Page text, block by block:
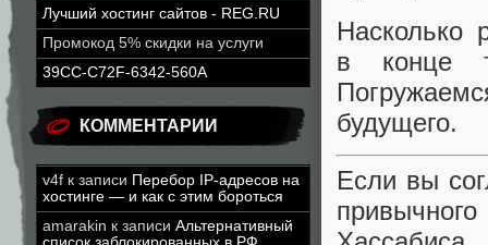
Лучший хостинг сайтов - REG.RU
Промокод 5% скидки на услуги
39CC-C72F-6342-560A
КОММЕНТАРИИ
v4f к записи Перебор IP-адресов на
хостинге — и как с этим бороться
amarakin к записи Альтернативный
Насколько
в конце
будущего.
Если вы